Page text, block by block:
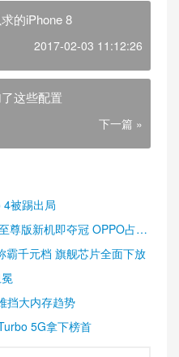
的iPhone 8
2017-02-03 11:12:26
这些配置
下一篇 »
被踢出局
尊版新机即夺冠 OPPO占据
霸千元档 旗舰芯片全面下放
挡大内存趋势
5G拿下榜首